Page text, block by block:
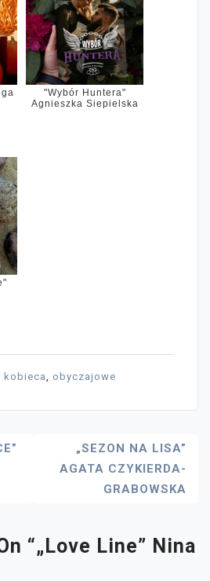
"Wybór Huntera"
Agnieszka Siepielska
kobieca, obyczajowe
„SEZON NA LISA”
AGATA CZYKIERDA-
GRABOWSKA
“„Love Line” Nina